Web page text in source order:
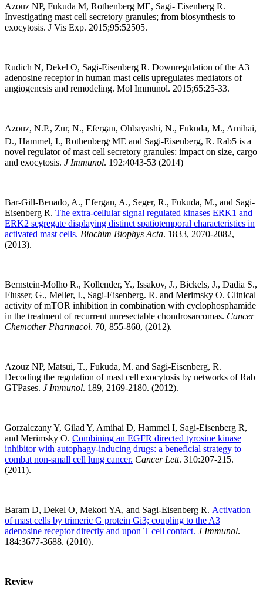
Azouz NP, Fukuda M, Rothenberg ME, Sagi- Eisenberg R.
Investigating mast cell secretory granules; from biosynthesis to
exocytosis. J Vis Exp. 2015;95:52505.
Rudich N, Dekel O, Sagi-Eisenberg R. Downregulation of the A3
adenosine receptor in human mast cells upregulates mediators of
angiogenesis and remodeling. Mol Immunol. 2015;65:25-33.
Azouz, N.P., Zur, N., Efergan, Ohbayashi, N., Fukuda, M., Amihai,
D., Hammel, I., Rothenberg ME and Sagi-Eisenberg, R. Rab5 is a
novel regulator of mast cell secretory granules: impact on size, cargo
and exocytosis. J Immunol. 192:4043-53 (2014)
Bar-Gill-Benado, A., Efergan, A., Seger, R., Fukuda, M., and Sagi-
Eisenberg R. The extra-cellular signal regulated kinases ERK1 and
ERK2 segregate displaying distinct spatiotemporal characteristics in
activated mast cells. Biochim Biophys Acta. 1833, 2070-2082,
(2013).
Bernstein-Molho R., Kollender, Y., Issakov, J., Bickels, J., Dadia S.,
Flusser, G., Meller, I., Sagi-Eisenberg. R. and Merimsky O. Clinical
activity of mTOR inhibition in combination with cyclophosphamide
in the treatment of recurrent unresectable chondrosarcomas. Cancer
Chemother Pharmacol. 70, 855-860, (2012).
Azouz NP, Matsui, T., Fukuda, M. and Sagi-Eisenberg, R.
Decoding the regulation of mast cell exocytosis by networks of Rab
GTPases. J Immunol. 189, 2169-2180. (2012).
Gorzalczany Y, Gilad Y, Amihai D, Hammel I, Sagi-Eisenberg R,
and Merimsky O. Combining an EGFR directed tyrosine kinase
inhibitor with autophagy-inducing drugs: a beneficial strategy to
combat non-small cell lung cancer. Cancer Lett. 310:207-215.
(2011).
Baram D, Dekel O, Mekori YA, and Sagi-Eisenberg R. Activation
of mast cells by trimeric G protein Gi3; coupling to the A3
adenosine receptor directly and upon T cell contact. J Immunol.
184:3677-3688. (2010).
Review